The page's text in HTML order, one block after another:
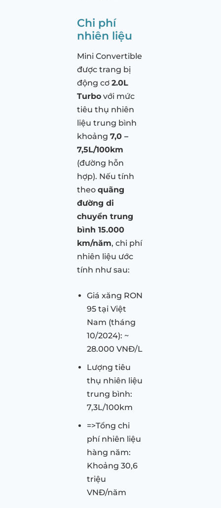
Chi phí
nhiên liệu
Mini Convertible
được trang bị
động cơ 2.0L
Turbo với mức
tiêu thụ nhiên
liệu trung bình
khoảng 7,0 –
7,5L/100km
(đường hỗn
hợp). Nếu tính
theo quãng
đường di
chuyển trung
bình 15.000
km/năm, chi phí
nhiên liệu ước
tính như sau:
Giá xăng RON
95 tại Việt
Nam (tháng
10/2024): ~
28.000 VNĐ/L
Lượng tiêu
thụ nhiên liệu
trung bình:
7,3L/100km
=>Tổng chi
phí nhiên liệu
hàng năm:
Khoảng 30,6
triệu
VNĐ/năm